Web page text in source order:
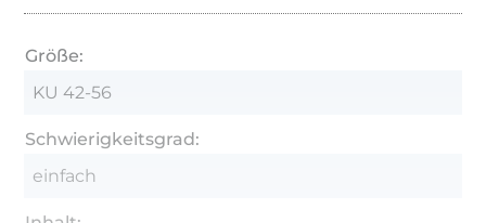
Größe:
KU 42-56
Schwierigkeitsgrad:
einfach